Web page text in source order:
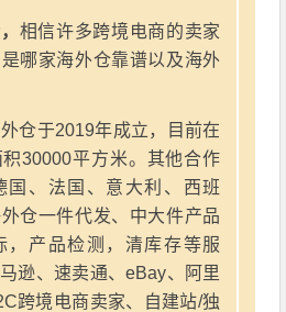
相信许多跨境电商的卖家
哪家海外仓靠谱以及海外
仓于2019年成立，目前在
30000平方米。其他合作
国、法国、意大利、西班
仓一件代发、中大件产品
，产品检测，清库存等服
逊、速卖通、eBay、阿里
跨境电商卖家、自建站/独